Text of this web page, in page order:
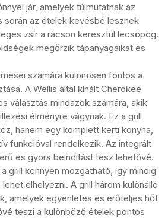
jár, amelyek túlmutatnak az
során az ételek kevésbé lesznek
zsír a rácson keresztül lecsöpög.
megőrzik tápanyagaikat és
számára különösen fontos a
A Wellis által kínált Cherokee
választás mindazok számára, akik
élményre vágynak. Ez a grill
hanem egy komplett kerti konyha,
funkcióval rendelkezik. Az integrált
és gyors beindítást tesz lehetővé.
grill könnyen mozgatható, így mindig
elhelyezni. A grill három különálló
amelyek egyenletes és erőteljes hőt
teszi a különböző ételek pontos